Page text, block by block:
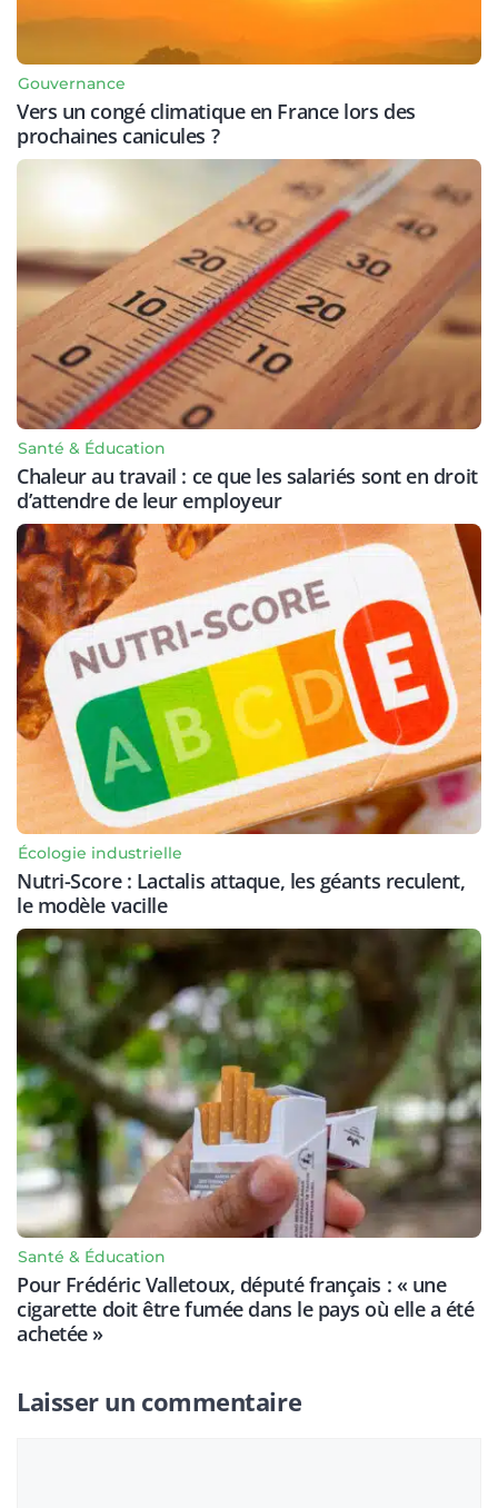
Gouvernance
Vers un congé climatique en France lors des
prochaines canicules ?
Santé & Éducation
Chaleur au travail : ce que les salariés sont en droit
d’attendre de leur employeur
Écologie industrielle
Nutri-Score : Lactalis attaque, les géants reculent,
le modèle vacille
Santé & Éducation
Pour Frédéric Valletoux, député français : « une
cigarette doit être fumée dans le pays où elle a été
achetée »
Laisser un commentaire